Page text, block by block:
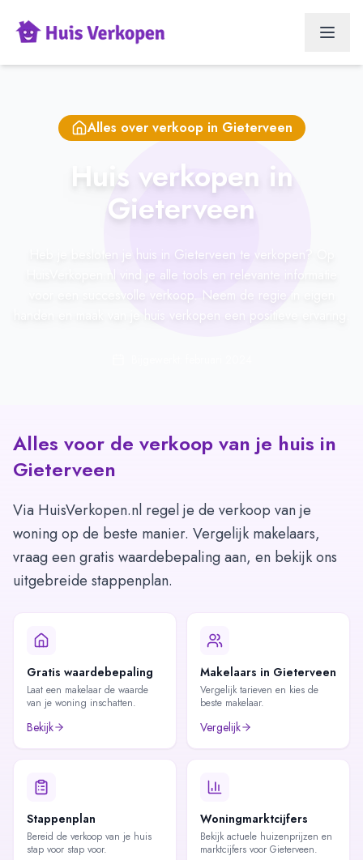
Alles over verkoop in Gieterveen
Huis verkopen in
Gieterveen
Heb je besloten je huis in Gieterveen te verkopen? Op
HuisVerkopen.nl vind je alle tools en relevante informatie
voor een succesvolle verkoop. Neem de regie in eigen
handen en maak van je huis verkopen een positieve ervaring.
Alles voor de verkoop van je huis in
Gieterveen
Via HuisVerkopen.nl regel je de verkoop van je
woning op de beste manier. Vergelijk makelaars,
vraag een gratis waardebepaling aan, en bekijk ons
uitgebreide stappenplan.
Gratis waardebepaling
Laat een makelaar de waarde
van je woning inschatten.
Bekijk
Makelaars in Gieterveen
Vergelijk tarieven en kies de
beste makelaar.
Vergelijk
Stappenplan
Bereid de verkoop van je huis
stap voor stap voor.
Woningmarktcijfers
Bekijk actuele huizenprijzen en
marktcijfers voor Gieterveen.